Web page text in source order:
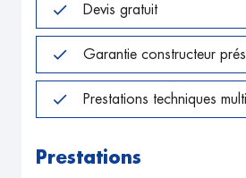
Devis gratuit
Garantie constructeur
Prestations techniques
Prestations